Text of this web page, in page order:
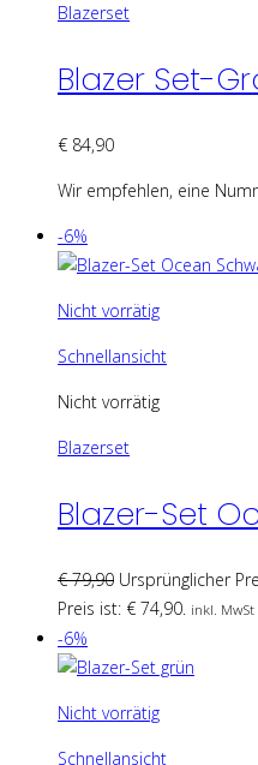
Blazerset
Blazer Set-
€ 84,90
Wir empfehlen, eine
-6%
Nicht vorrätig
Schnellansicht
Nicht vorrätig
Blazerset
Blazer-Set
€79,90 Ursprünglicher
Preis ist: € 74,90. inkl. MwSt
-6%
Nicht vorrätig
Schnellansicht